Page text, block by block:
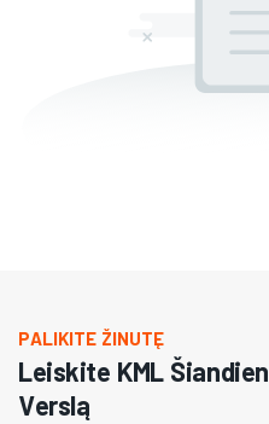
PALIKITE ŽINUTĘ
Leiskite KML Šiandien
Verslą